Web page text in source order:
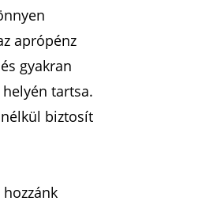
aprópénz
gyakran
tartsa.
biztosít